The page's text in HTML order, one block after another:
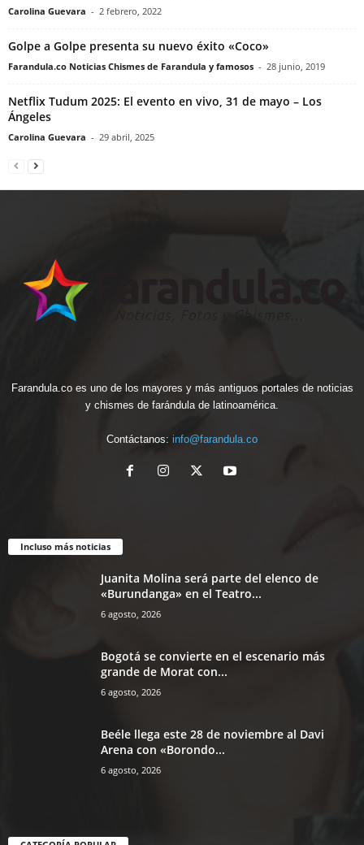
Carolina Guevara - 2 febrero, 2022
Golpe a Golpe presenta su nuevo éxito «Coco»
Farandula.co Noticias Chismes de Farandula y famosos - 28 junio, 2019
Netflix Tudum 2025: El evento en vivo, 31 de mayo – Los
Ángeles
Carolina Guevara - 29 abril, 2025
Farandula.co es uno de los mayores y más antiguos portales de noticias
y chismes de farándula de latinoamérica.
Contáctanos: info@farandula.co
Incluso más noticias
Juanita Molina será parte del elenco de
«Burundanga» en el Teatro...
6 agosto, 2026
Bogotá se convierte en el escenario más
grande de Morat con...
6 agosto, 2026
Beéle llega este 28 de noviembre al Davi
Arena con «Borondo...
6 agosto, 2026